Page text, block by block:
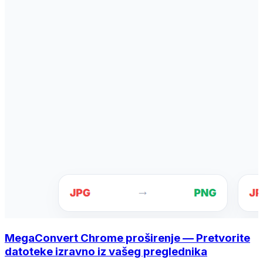
MegaConvert Chrome proširenje — Pretvorite
datoteke izravno iz vašeg preglednika